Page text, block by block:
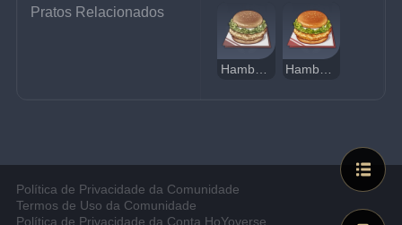
Pratos Relacionados
Hambúrguer de Frango Dourado Estranho
Política de Privacidade da Comunidade
Termos de Uso da Comunidade
Política de Privacidade da Conta HoYoverse